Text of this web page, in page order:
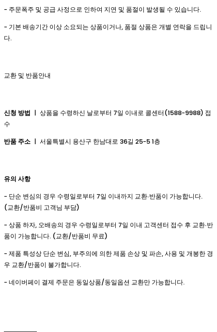
- 주문폭주 및 공급 사정으로 인하여 지연 및 품절이 발생될 수 있습니다.
- 기본 배송기간 이상 소요되는 상품이거나, 품절 상품은 개별 연락을 드립니
다.
교환 및 반품안내
신청 방법 ㅣ 상품을 수령하신 날로부터 7일 이내로 콜센터(1588-9988) 접
수
반품 주소 ㅣ 서울특별시 용산구 한남대로 36길 25-5 1층
유의 사항
- 단순 변심의 경우 수령일로부터 7일 이내까지 교환∙반품이 가능합니다.
(교환/반품비 고객님 부담)
- 상품 하자, 오배송의 경우 수령일로부터 7일 이내 고객센터 접수 후 교환∙반
품이 가능합니다. (교환/반품비 무료)
- 제품 특성상 단순 변심, 부주의에 의한 제품 손상 및 파손, 사용 및 개봉한 경
우 교환/반품이 불가합니다.
- 네이버페이 결제 주문은 동일상품/동일옵션 교환만 가능합니다.